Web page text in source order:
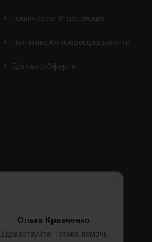
Ольга Кравченко
Здравствуйте! Готова помочь
Техническая Информация
Политика Конфиденциальности
Договор-Оферта